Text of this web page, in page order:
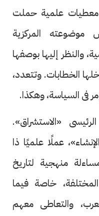
معطيات علمية حملت
موضوعته المركزية
والنظر إليها بوصفها
الخطابات. وتتعدد،
فى السياسة، وهكذا.
«الاستشراق».
عملًا علميًا ذا
منهجية لتاريخ
المختلفة، خاصة فيما
والتعاطى معهم